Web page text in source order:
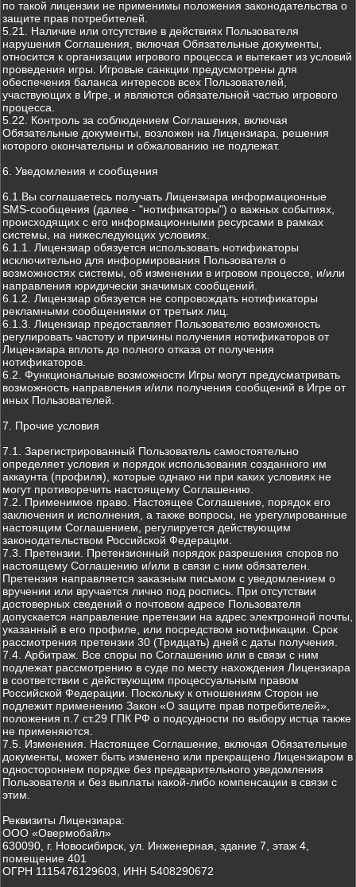
по такой лицензии не применимы положения законодательства о
защите прав потребителей.
5.21. Наличие или отсутствие в действиях Пользователя
нарушения Соглашения, включая Обязательные документы,
относится к организации игрового процесса и вытекает из условий
проведения игры. Игровые санкции предусмотрены для
обеспечения баланса интересов всех Пользователей,
участвующих в Игре, и являются обязательной частью игрового
процесса.
5.22. Контроль за соблюдением Соглашения, включая
Обязательные документы, возложен на Лицензиара, решения
которого окончательны и обжалованию не подлежат.
6. Уведомления и сообщения
6.1.Вы соглашаетесь получать Лицензиара информационные
SMS-сообщения (далее - "нотификаторы") о важных событиях,
происходящих с его информационными ресурсами в рамках
системы, на нижеследующих условиях.
6.1.1. Лицензиар обязуется использовать нотификаторы
исключительно для информирования Пользователя о
возможностях системы, об изменении в игровом процессе, и/или
направления юридически значимых сообщений.
6.1.2. Лицензиар обязуется не сопровождать нотификаторы
рекламными сообщениями от третьих лиц.
6.1.3. Лицензиар предоставляет Пользователю возможность
регулировать частоту и причины получения нотификаторов от
Лицензиара вплоть до полного отказа от получения
нотификаторов.
6.2. Функциональные возможности Игры могут предусматривать
возможность направления и/или получения сообщений в Игре от
иных Пользователей.
7. Прочие условия
7.1. Зарегистрированный Пользователь самостоятельно
определяет условия и порядок использования созданного им
аккаунта (профиля), которые однако ни при каких условиях не
могут противоречить настоящему Соглашению.
7.2. Применимое право. Настоящее Соглашение, порядок его
заключения и исполнения, а также вопросы, не урегулированные
настоящим Соглашением, регулируется действующим
законодательством Российской Федерации.
7.3. Претензии. Претензионный порядок разрешения споров по
настоящему Соглашению и/или в связи с ним обязателен.
Претензия направляется заказным письмом с уведомлением о
вручении или вручается лично под роспись. При отсутствии
достоверных сведений о почтовом адресе Пользователя
допускается направление претензии на адрес электронной почты,
указанный в его профиле, или посредством нотификации. Срок
рассмотрения претензии 30 (Тридцать) дней с даты получения.
7.4. Арбитраж. Все споры по Соглашению или в связи с ним
подлежат рассмотрению в суде по месту нахождения Лицензиара
в соответствии с действующим процессуальным правом
Российской Федерации. Поскольку к отношениям Сторон не
подлежит применению Закон «О защите прав потребителей»,
положения п.7 ст.29 ГПК РФ о подсудности по выбору истца также
не применяются.
7.5. Изменения. Настоящее Соглашение, включая Обязательные
документы, может быть изменено или прекращено Лицензиаром в
одностороннем порядке без предварительного уведомления
Пользователя и без выплаты какой-либо компенсации в связи с
этим.
Реквизиты Лицензиара:
ООО «Овермобайл»
630090, г. Новосибирск, ул. Инженерная, здание 7, этаж 4,
помещение 401
ОГРН 1115476129603, ИНН 5408290672